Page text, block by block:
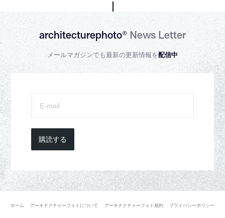
architecturephoto®News Letter
メールマガジンでも最新の更新情報を配信中
購読する
ホーム アーキテクチャーフォトについて アーキテクチャーフォト規約 プライバシーポリシー